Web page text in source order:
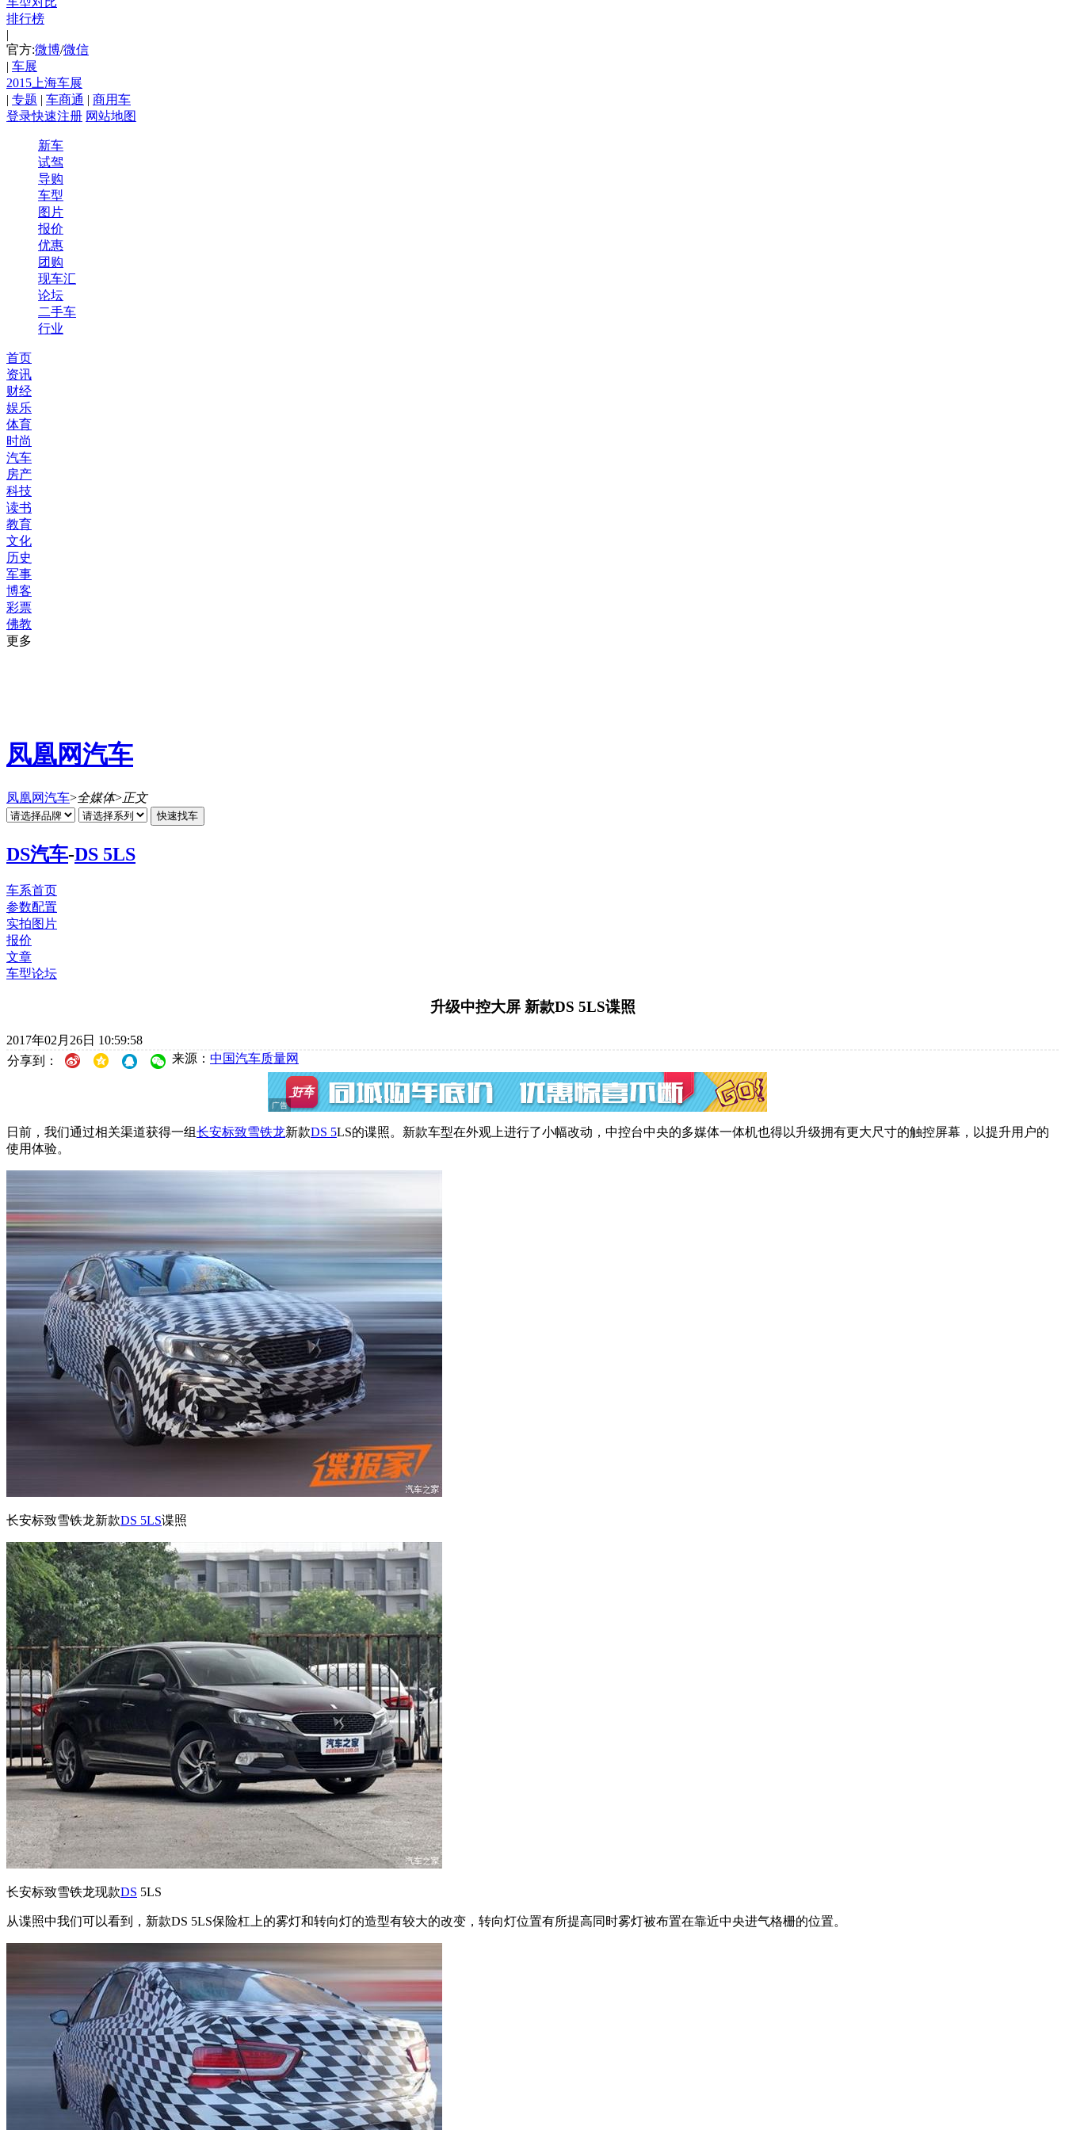
排行榜
|
官方:微博/微信
| 车展
2015上海车展
| 专题 | 车商通 | 商用车
登录快速注册 网站地图
新车
试驾
导购
车型
图片
报价
优惠
团购
现车汇
论坛
二手车
行业
首页
资讯
财经
娱乐
体育
时尚
汽车
房产
科技
读书
教育
文化
历史
军事
博客
彩票
佛教
更多
凤凰网汽车
凤凰网汽车>全媒体>正文
DS汽车-DS 5LS
车系首页
参数配置
实拍图片
报价
文章
车型论坛
升级中控大屏 新款DS 5LS谍照
2017年02月26日 10:59:58
分享到：
来源： 中国汽车质量网
日前，我们通过相关渠道获得一组长安标致雪铁龙新款DS 5LS的谍照。新款车型在外观上进行了小幅改动，中控台中央的多媒体一体机也得以升级拥有更大尺寸的触控屏幕，以提升用户的
使用体验。
长安标致雪铁龙新款DS 5LS谍照
长安标致雪铁龙现款DS 5LS
从谍照中我们可以看到，新款DS 5LS保险杠上的雾灯和转向灯的造型有较大的改变，转向灯位置有所提高同时雾灯被布置在靠近中央进气格栅的位置。